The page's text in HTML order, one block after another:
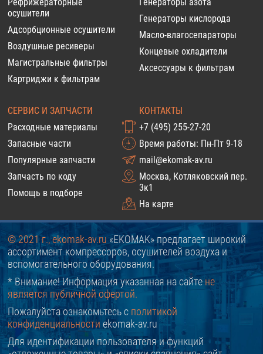
осушители
Адсорбционные осушители
Воздушные ресиверы
Магистральные фильтры
Картриджи к фильтрам
Генераторы кислорода
Масло-влагосепараторы
Концевые охладители
Аксессуары к фильтрам
СЕРВИС И ЗАПЧАСТИ
Расходные материалы
Запасные части
Популярные запчасти
Запчасть по коду
Помощь в подборе
КОНТАКТЫ
+7 (495) 255-27-20
Время работы: Пн-Пт 9-18
mail@ekomak-av.ru
Москва, Котляковский пер.
3к1
На карте
© 2021 г., ekomak-av.ru «EKOMAK» предлагает широкий
ассортимент компрессоров, осушителей воздуха и
вспомогательного оборудования.
* Внимание! Информация указанная на сайтене
является публичной офертой.
Пожалуйста ознакомьтесь с политикой
конфиденциальности ekomak-av.ru
Для идентификации пользователя и функций